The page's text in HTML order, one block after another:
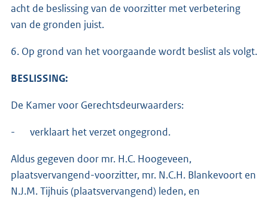
acht de beslissing van de voorzitter met verbetering
van de gronden juist.
6. Op grond van het voorgaande wordt beslist als volgt.
BESLISSING:
De Kamer voor Gerechtsdeurwaarders:
- verklaart het verzet ongegrond.
Aldus gegeven door mr. H.C. Hoogeveen,
plaatsvervangend-voorzitter, mr. N.C.H. Blankevoort en
N.J.M. Tijhuis (plaatsvervangend) leden, en